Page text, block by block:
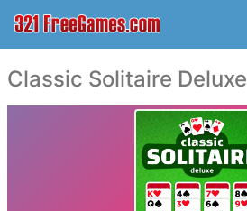
Classic Solitaire Deluxe